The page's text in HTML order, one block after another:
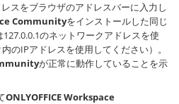
スをブラウザのアドレスバーに入力し
Communityをインストールした同じ
127.0.0.1のネットワークアドレスを使
のIPアドレスを使用してください）。
が正常に動作していることを示
ONLYOFFICE Workspace